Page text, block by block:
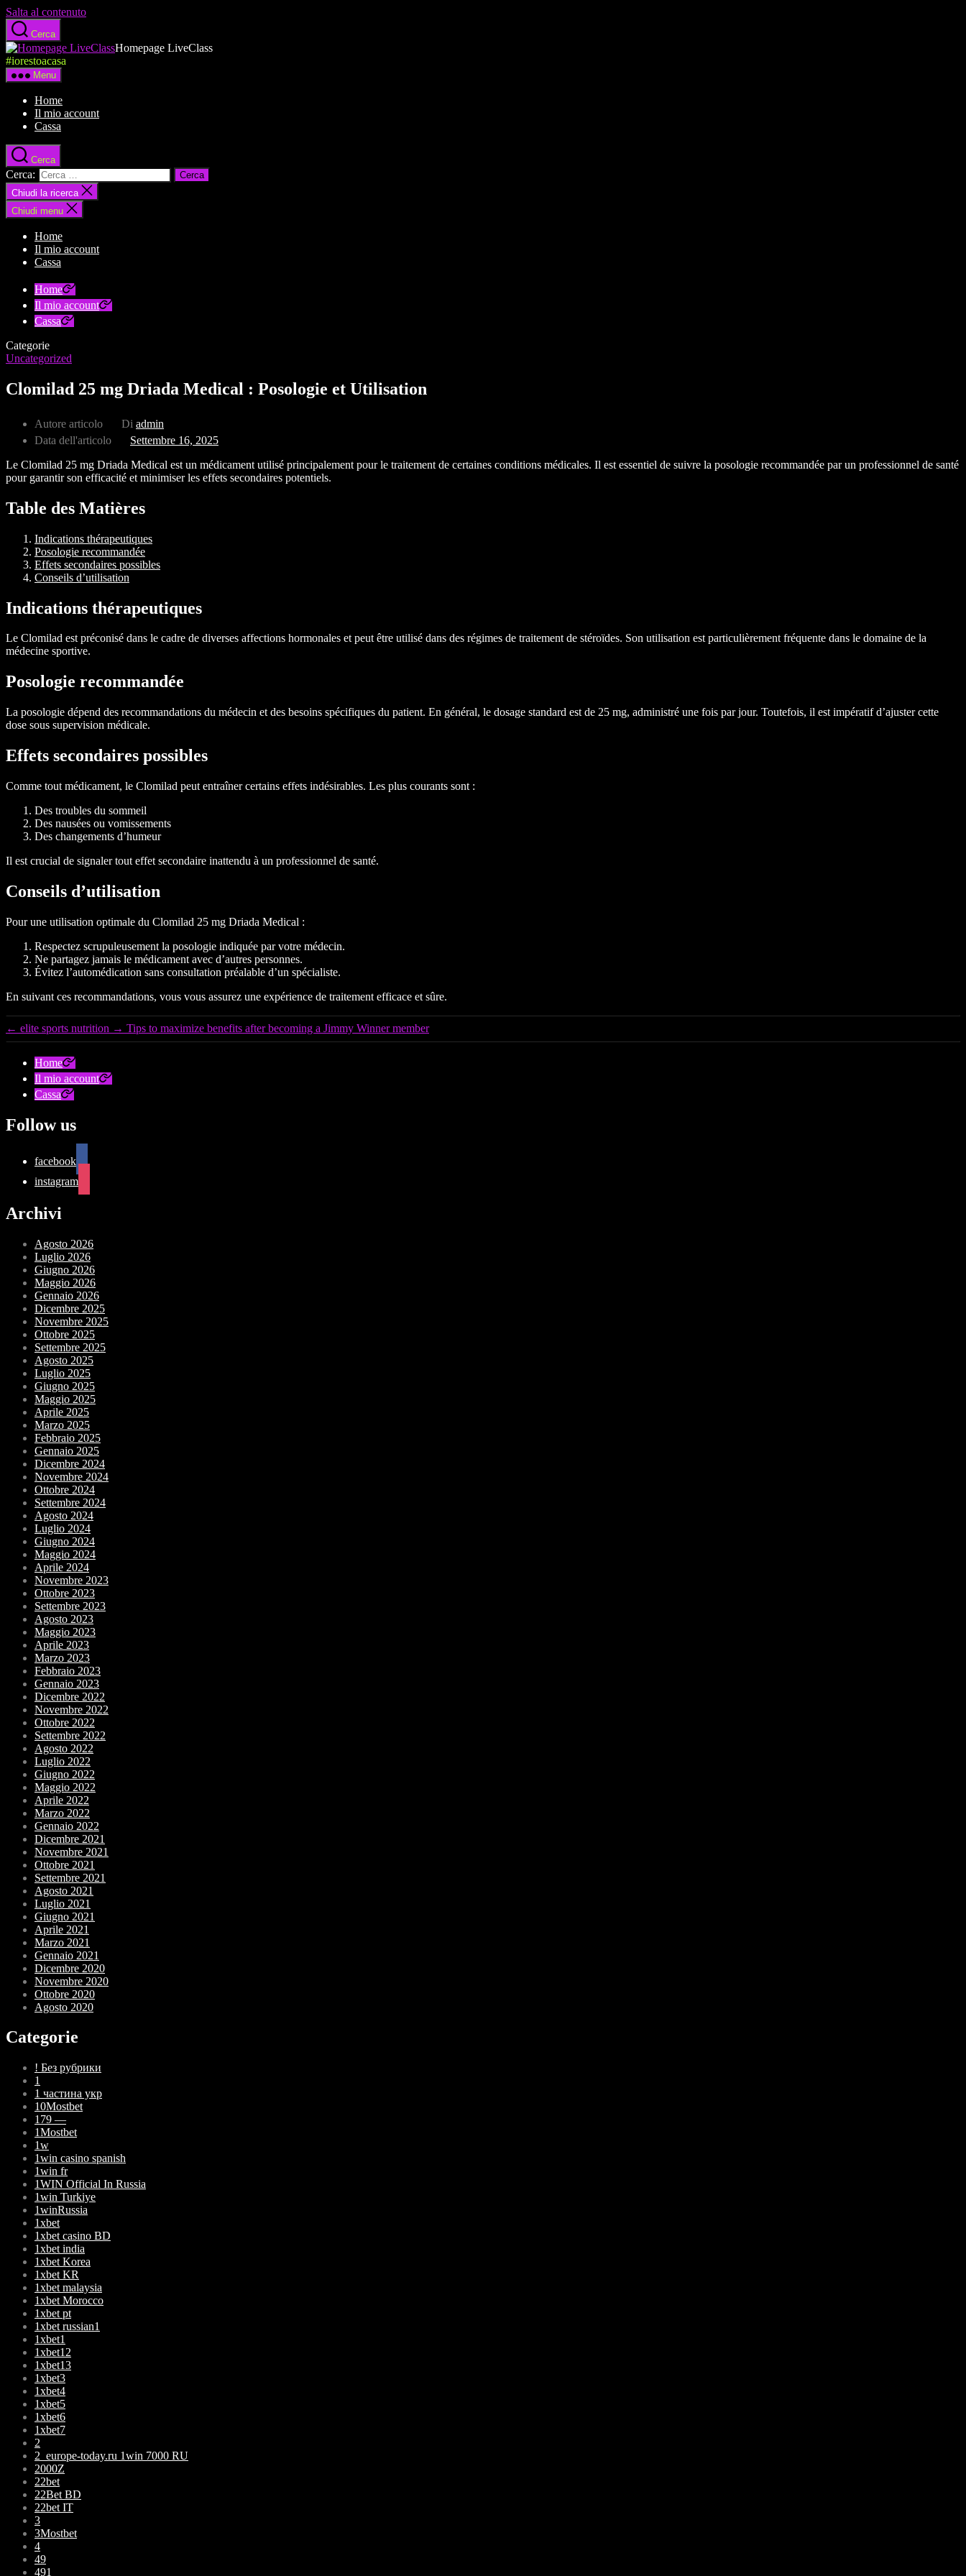
Salta al contenuto
Cerca
Homepage LiveClass
#iorestoacasa
Menu
Home
Il mio account
Cassa
Cerca
Cerca:
Chiudi la ricerca
Chiudi menu
Home
Il mio account
Cassa
Home
Il mio account
Cassa
Categorie
Uncategorized
Clomilad 25 mg Driada Medical : Posologie et Utilisation
Autore articolo Di admin
Data dell'articolo
Settembre 16, 2025
Le Clomilad 25 mg Driada Medical est un médicament utilisé principalement pour le traitement de certaines conditions médicales. Il est essentiel de suivre la posologie recommandée par un professionnel de santé
pour garantir son efficacité et minimiser les effets secondaires potentiels.
Table des Matières
Indications thérapeutiques
Posologie recommandée
Effets secondaires possibles
Conseils d’utilisation
Indications thérapeutiques
Le Clomilad est préconisé dans le cadre de diverses affections hormonales et peut être utilisé dans des régimes de traitement de stéroïdes. Son utilisation est particulièrement fréquente dans le domaine de la
médecine sportive.
Posologie recommandée
La posologie dépend des recommandations du médecin et des besoins spécifiques du patient. En général, le dosage standard est de 25 mg, administré une fois par jour. Toutefois, il est impératif d’ajuster cette
dose sous supervision médicale.
Effets secondaires possibles
Comme tout médicament, le Clomilad peut entraîner certains effets indésirables. Les plus courants sont :
Des troubles du sommeil
Des nausées ou vomissements
Des changements d’humeur
Il est crucial de signaler tout effet secondaire inattendu à un professionnel de santé.
Conseils d’utilisation
Pour une utilisation optimale du Clomilad 25 mg Driada Medical :
Respectez scrupuleusement la posologie indiquée par votre médecin.
Ne partagez jamais le médicament avec d’autres personnes.
Évitez l’automédication sans consultation préalable d’un spécialiste.
En suivant ces recommandations, vous vous assurez une expérience de traitement efficace et sûre.
← elite sports nutrition → Tips to maximize benefits after becoming a Jimmy Winner member
Home
Il mio account
Cassa
Follow us
facebook
instagram
Archivi
Agosto 2026
Luglio 2026
Giugno 2026
Maggio 2026
Gennaio 2026
Dicembre 2025
Novembre 2025
Ottobre 2025
Settembre 2025
Agosto 2025
Luglio 2025
Giugno 2025
Maggio 2025
Aprile 2025
Marzo 2025
Febbraio 2025
Gennaio 2025
Dicembre 2024
Novembre 2024
Ottobre 2024
Settembre 2024
Agosto 2024
Luglio 2024
Giugno 2024
Maggio 2024
Aprile 2024
Novembre 2023
Ottobre 2023
Settembre 2023
Agosto 2023
Maggio 2023
Aprile 2023
Marzo 2023
Febbraio 2023
Gennaio 2023
Dicembre 2022
Novembre 2022
Ottobre 2022
Settembre 2022
Agosto 2022
Luglio 2022
Giugno 2022
Maggio 2022
Aprile 2022
Marzo 2022
Gennaio 2022
Dicembre 2021
Novembre 2021
Ottobre 2021
Settembre 2021
Agosto 2021
Luglio 2021
Giugno 2021
Aprile 2021
Marzo 2021
Gennaio 2021
Dicembre 2020
Novembre 2020
Ottobre 2020
Agosto 2020
Categorie
! Без рубрики
1
1 частина укр
10Mostbet
179 —
1Mostbet
1w
1win casino spanish
1win fr
1WIN Official In Russia
1win Turkiye
1winRussia
1xbet
1xbet casino BD
1xbet india
1xbet Korea
1xbet KR
1xbet malaysia
1xbet Morocco
1xbet pt
1xbet russian1
1xbet1
1xbet12
1xbet13
1xbet3
1xbet4
1xbet5
1xbet6
1xbet7
2
2_europe-today.ru 1win 7000 RU
2000Z
22bet
22Bet BD
22bet IT
3
3Mostbet
4
49
491